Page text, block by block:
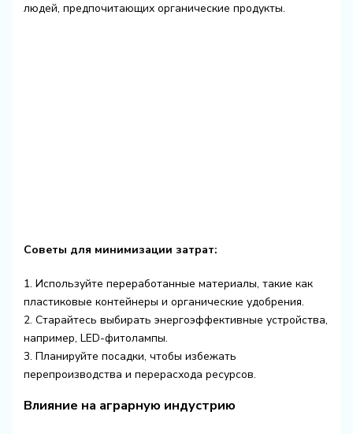
людей, предпочитающих органические продукты.
Советы для минимизации затрат:
1. Используйте переработанные материалы, такие как
пластиковые контейнеры и органические удобрения.
2. Старайтесь выбирать энергоэффективные устройства,
например, LED-фитолампы.
3. Планируйте посадки, чтобы избежать
перепроизводства и перерасхода ресурсов.
Влияние на аграрную индустрию